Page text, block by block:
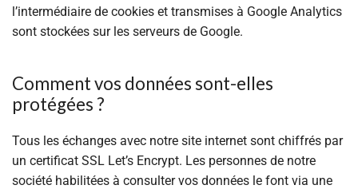
l’intermédiaire de cookies et transmises à Google Analytics
sont stockées sur les serveurs de Google.
Comment vos données sont-elles
protégées ?
Tous les échanges avec notre site internet sont chiffrés par
un certificat SSL Let’s Encrypt. Les personnes de notre
société habilitées à consulter vos données le font via une